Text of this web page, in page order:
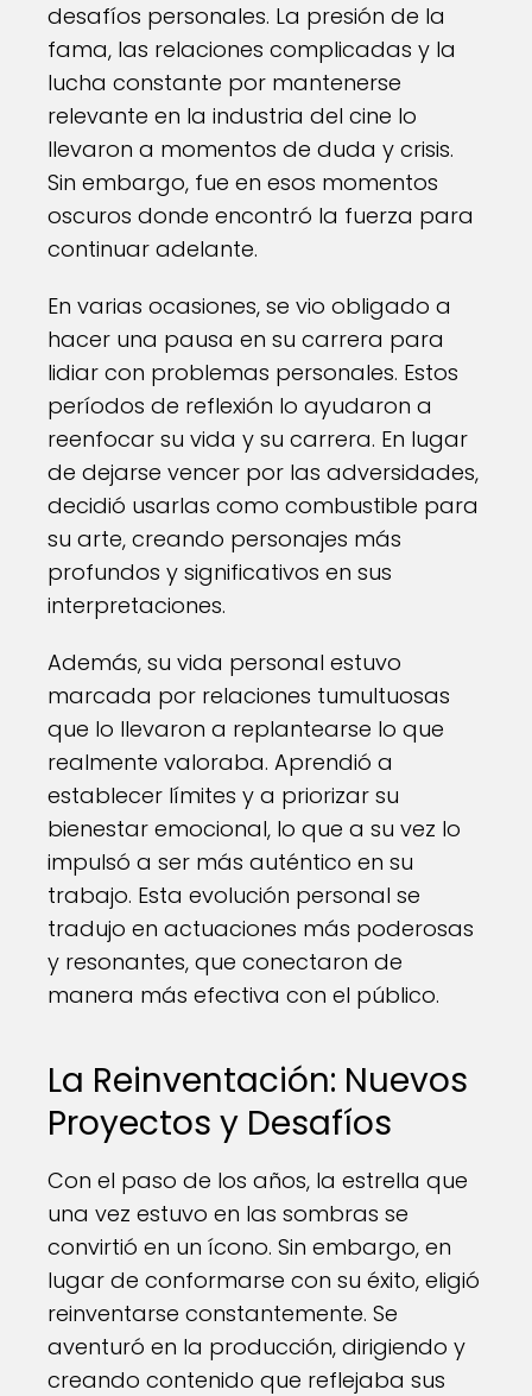
desafíos personales. La presión de la
fama, las relaciones complicadas y la
lucha constante por mantenerse
relevante en la industria del cine lo
llevaron a momentos de duda y crisis.
Sin embargo, fue en esos momentos
oscuros donde encontró la fuerza para
continuar adelante.
En varias ocasiones, se vio obligado a
hacer una pausa en su carrera para
lidiar con problemas personales. Estos
períodos de reflexión lo ayudaron a
reenfocar su vida y su carrera. En lugar
de dejarse vencer por las adversidades,
decidió usarlas como combustible para
su arte, creando personajes más
profundos y significativos en sus
interpretaciones.
Además, su vida personal estuvo
marcada por relaciones tumultuosas
que lo llevaron a replantearse lo que
realmente valoraba. Aprendió a
establecer límites y a priorizar su
bienestar emocional, lo que a su vez lo
impulsó a ser más auténtico en su
trabajo. Esta evolución personal se
tradujo en actuaciones más poderosas
y resonantes, que conectaron de
manera más efectiva con el público.
La Reinventación: Nuevos
Proyectos y Desafíos
Con el paso de los años, la estrella que
una vez estuvo en las sombras se
convirtió en un ícono. Sin embargo, en
lugar de conformarse con su éxito, eligió
reinventarse constantemente. Se
aventuró en la producción, dirigiendo y
creando contenido que reflejaba sus